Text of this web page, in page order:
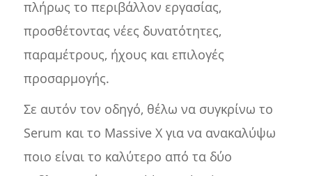
πλήρως το περιβάλλον εργασίας,
προσθέτοντας νέες δυνατότητες,
παραμέτρους, ήχους και επιλογές
προσαρμογής.
Σε αυτόν τον οδηγό, θέλω να συγκρίνω το
Serum και το Massive X για να ανακαλύψω
ποιο είναι το καλύτερο από τα δύο